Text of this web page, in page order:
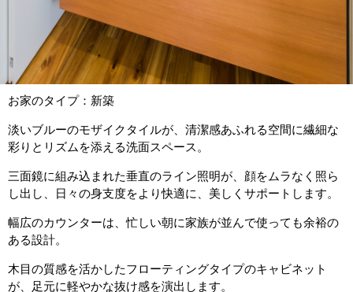
お家のタイプ：新築
淡いブルーのモザイクタイルが、清潔感あふれる空間に繊細な
彩りとリズムを添える洗面スペース。
三面鏡に組み込まれた垂直のライン照明が、顔をムラなく照ら
し出し、日々の身支度をより快適に、美しくサポートします。
幅広のカウンターは、忙しい朝に家族が並んで使っても余裕の
ある設計。
木目の質感を活かしたフローティングタイプのキャビネット
が、足元に軽やかな抜け感を演出します。